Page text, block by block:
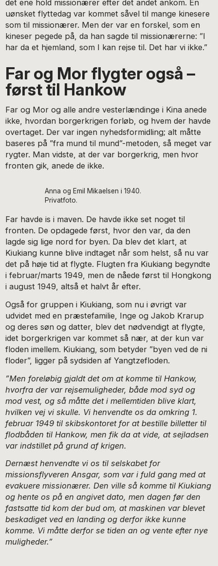
det ene hold missionærer efter det andet ankom. En
uønsket flyttedag var kommet såvel til mange kinesere
som til missionærer. Men der var en forskel, som en
kineser pegede på, da han sagde til missionærerne: ”I
har da et hjemland, som I kan rejse til. Det har vi ikke.”
Far og Mor flygter også –
først til Hankow
Far og Mor og alle andre vesterlændinge i Kina anede
ikke, hvordan borgerkrigen forløb, og hvem der havde
overtaget. Der var ingen nyhedsformidling; alt måtte
baseres på ”fra mund til mund”-metoden, så meget var
rygter. Man vidste, at der var borgerkrig, men hvor
fronten gik, anede de ikke.
Anna og Emil Mikaelsen i 1940.
Privatfoto.
Far havde is i maven. De havde ikke set noget til
fronten. De opdagede først, hvor den var, da den
lagde sig lige nord for byen. Da blev det klart, at
Kiukiang kunne blive indtaget når som helst, så nu var
det på høje tid at flygte. Flugten fra Kiukiang begyndte
i februar/marts 1949, men de nåede først til Hongkong
i august 1949, altså et halvt år efter.
Også for gruppen i Kiukiang, som nu i øvrigt var
udvidet med en præstefamilie, Inge og Jakob Krarup
og deres søn og datter, blev det nødvendigt at flygte,
idet borgerkrigen var kommet så nær, at der kun var
floden imellem. Kiukiang, som betyder ”byen ved de ni
floder”, ligger på sydsiden af Yangtzefloden.
”Men foreløbig gjaldt det om at komme til Hankow,
hvorfra der var rejsemuligheder, både mod syd og
mod vest, og så måtte det i mellemtiden blive klart,
hvilken vej vi skulle. Vi henvendte os da omkring 1.
februar 1949 til skibskontoret for at bestille billetter til
flodbåden til Hankow, men fik da at vide, at sejladsen
var indstillet på grund af krigen.
Dernæst henvendte vi os til selskabet for
missionsflyveren Ansgar, som var i fuld gang med at
evakuere missionærer. Den ville så komme til Kiukiang
og hente os på en angivet dato, men dagen før den
fastsatte tid kom der bud om, at maskinen var blevet
beskadiget ved en landing og derfor ikke kunne
komme. Vi måtte derfor se tiden an og vente efter nye
muligheder.”